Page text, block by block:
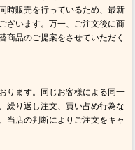
時販売を行っているため、最新
ざいます。万一、ご注文後に商
商品のご提案をさせていただく
ります。同じお客様による同一
繰り返し注文、買い占め行為な
当店の判断によりご注文をキャ